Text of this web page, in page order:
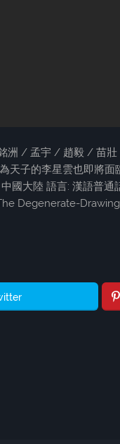
洲 / 孟宇 / 趙毅 / 苗
天子的李星雲也即將面
國大陸 語言: 漢語普通
Degenerate-